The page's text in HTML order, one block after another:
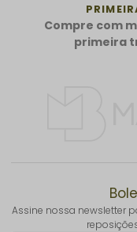
Compre com
primeira
Assine nossa newsletter